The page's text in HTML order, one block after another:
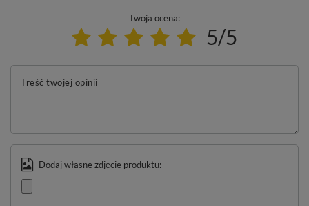
Twoja ocena:
5/5
Treść twojej opinii
Dodaj własne zdjęcie produktu: